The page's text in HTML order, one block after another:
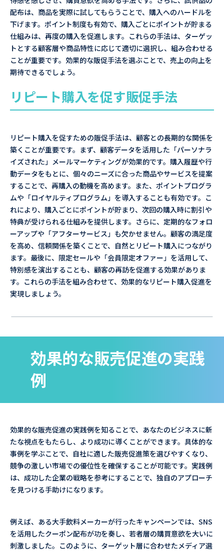
配布は、商品を実際に試してもらうことで、購入へのハードルを
下げます。ポイント制度も有効で、購入ごとにポイントが貯まる
仕組みは、再度の購入を促進します。これらの手法は、ターゲッ
トとする顧客層や商品特性に応じて適切に選択し、組み合わせる
ことが重要です。効果的な販促手法を選ぶことで、売上の向上を
期待できるでしょう。
リピート購入を促す販促手法
リピート購入を促すための販促手法は、顧客との長期的な関係を
築くことが重要です。まず、顧客データを活用した「パーソナラ
イズされた」メールマーケティングが効果的です。購入履歴や行
動データをもとに、個々のニーズに合った商品やサービスを提案
することで、再購入の動機を高めます。また、ポイントプログラ
ムや「ロイヤルティプログラム」を導入することも有効です。こ
れにより、購入ごとにポイントが貯まり、次回の購入時に割引や
特典が受けられる仕組みを提供します。さらに、定期的なフォロ
ーアップや「アフターサービス」も欠かせません。顧客の満足度
を高め、信頼関係を築くことで、自然とリピート購入につながり
ます。最後に、限定セールや「会員限定オファー」を活用して、
特別感を演出することも、顧客の再訪を促進する効果がありま
す。これらの手法を組み合わせて、効果的なリピート購入促進を
実現しましょう。
効果的な販売促進の実践
例
効果的な販売促進の実践例を知ることで、あなたのビジネスに新
たな視点をもたらし、より成功に導くことができます。具体的な
事例を学ぶことで、自社に適した販売促進策を選びやすくなり、
競争の激しい市場での優位性を確保することが可能です。実践例
は、成功した企業の戦略を参考にすることで、独自のアプローチ
を見つける手助けになります。
例えば、ある大手飲料メーカーが行ったキャンペーンでは、SNS
を活用したクーポン配布が功を奏し、若者層の購買意欲を大いに
刺激しました。このように、ターゲット層に合わせたメディア選